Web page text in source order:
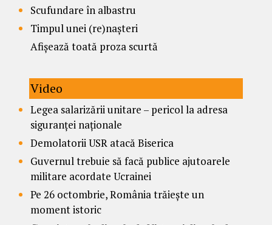
Scufundare în albastru
Timpul unei (re)nașteri
Afișează toată proza scurtă
Video
Legea salarizării unitare – pericol la adresa
siguranței naționale
Demolatorii USR atacă Biserica
Guvernul trebuie să facă publice ajutoarele
militare acordate Ucrainei
Pe 26 octombrie, România trăiește un
moment istoric